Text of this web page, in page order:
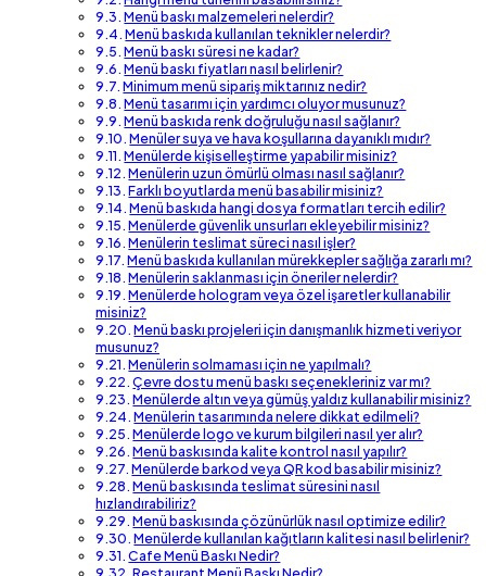
Menü baskı malzemeleri nelerdir?
Menü baskıda kullanılan teknikler nelerdir?
Menü baskı süresi ne kadar?
Menü baskı fiyatları nasıl belirlenir?
Minimum menü sipariş miktarınız nedir?
Menü tasarımı için yardımcı oluyor musunuz?
Menü baskıda renk doğruluğu nasıl sağlanır?
Menüler suya ve hava koşullarına dayanıklı mıdır?
Menülerde kişiselleştirme yapabilir misiniz?
Menülerin uzun ömürlü olması nasıl sağlanır?
Farklı boyutlarda menü basabilir misiniz?
Menü baskıda hangi dosya formatları tercih edilir?
Menülerde güvenlik unsurları ekleyebilir misiniz?
Menülerin teslimat süreci nasıl işler?
Menü baskıda kullanılan mürekkepler sağlığa zararlı mı?
Menülerin saklanması için öneriler nelerdir?
Menülerde hologram veya özel işaretler kullanabilir
misiniz?
Menü baskı projeleri için danışmanlık hizmeti veriyor
musunuz?
Menülerin solmaması için ne yapılmalı?
Çevre dostu menü baskı seçenekleriniz var mı?
Menülerde altın veya gümüş yaldız kullanabilir misiniz?
Menülerin tasarımında nelere dikkat edilmeli?
Menülerde logo ve kurum bilgileri nasıl yer alır?
Menü baskısında kalite kontrol nasıl yapılır?
Menülerde barkod veya QR kod basabilir misiniz?
Menü baskısında teslimat süresini nasıl
hızlandırabiliriz?
Menü baskısında çözünürlük nasıl optimize edilir?
Menülerde kullanılan kağıtların kalitesi nasıl belirlenir?
Cafe Menü Baskı Nedir?